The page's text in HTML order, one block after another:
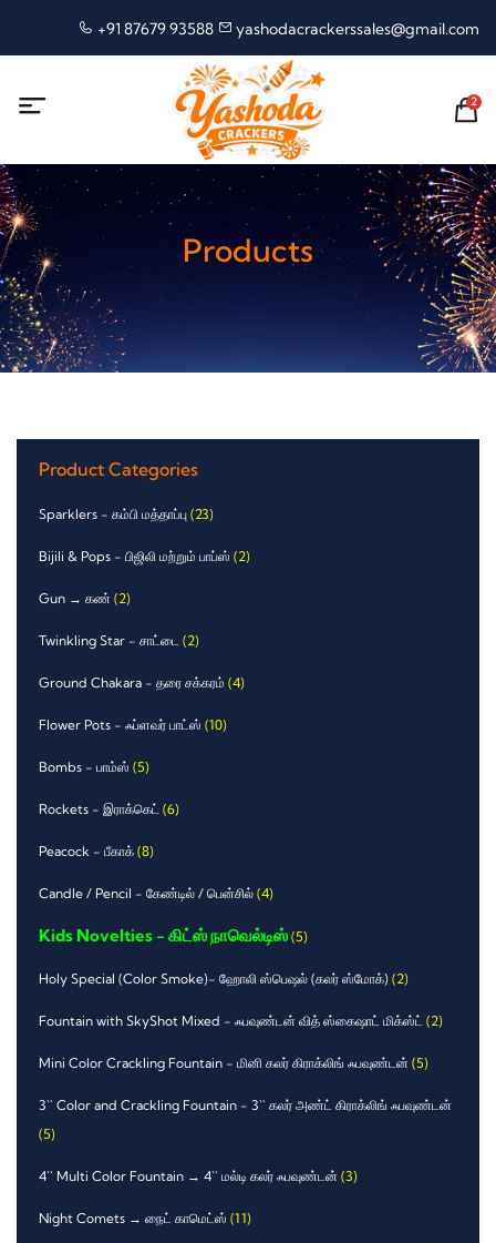
+91 87679 93588 yashodacrackerssales@gmail.com
2
Products
Product Categories
Sparklers - கம்பி மத்தாப்பு (23)
Bijili & Pops - பிஜிலி மற்றும் பாப்ஸ் (2)
Gun → கண் (2)
Twinkling Star - சாட்டை (2)
Ground Chakara - தரை சக்கரம் (4)
Flower Pots - ஃப்ளவர் பாட்ஸ் (10)
Bombs - பாம்ஸ் (5)
Rockets - இராக்கெட் (6)
Peacock - பீகாக் (8)
Candle / Pencil - கேண்டில் / பென்சில் (4)
Kids Novelties - கிட்ஸ் நாவெல்டிஸ் (5)
Holy Special (Color Smoke)- ஹோலி ஸ்பெஷல் (கலர் ஸ்மோக்) (2)
Fountain with SkyShot Mixed - ஃபவுண்டன் வித் ஸ்கைஷாட் மிக்ஸ்ட் (2)
Mini Color Crackling Fountain - மினி கலர் கிராக்லிங் ஃபவுண்டன் (5)
3`` Color and Crackling Fountain - 3`` கலர் அண்ட் கிராக்லிங் ஃபவுண்டன்
(5)
4`` Multi Color Fountain → 4`` மல்டி கலர் ஃபவுண்டன் (3)
Night Comets → நைட் காமெட்ஸ் (11)